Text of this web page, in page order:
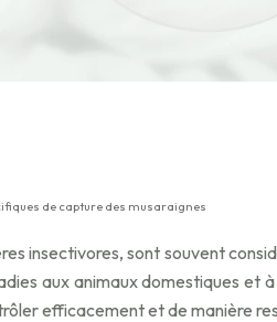
de capture des musaraignes
insectivores, sont souvent
aux animaux domestiques et
efficacement et de manière